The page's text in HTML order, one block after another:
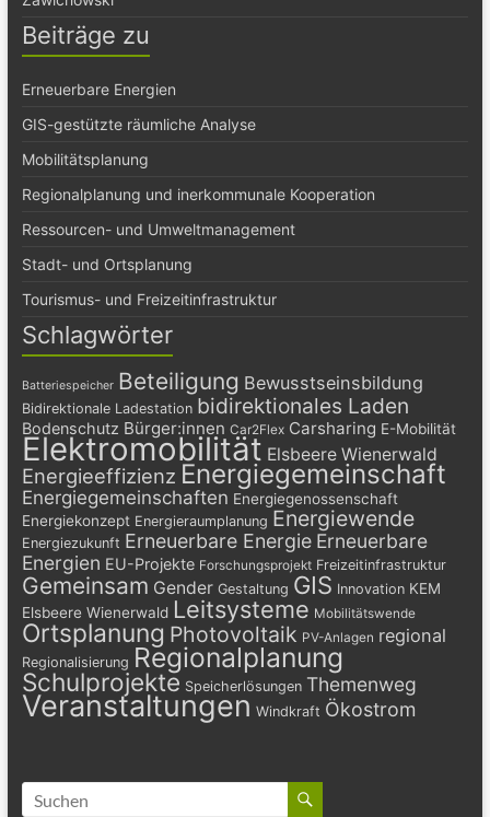
Beiträge zu
Erneuerbare Energien
GIS-gestützte räumliche Analyse
Mobilitätsplanung
Regionalplanung und inerkommunale Kooperation
Ressourcen- und Umweltmanagement
Stadt- und Ortsplanung
Tourismus- und Freizeitinfrastruktur
Schlagwörter
Batteriespeicher Beteiligung Bewusstseinsbildung
Bidirektionale Ladestation bidirektionales Laden
Bodenschutz Bürger:innen Car2Flex Carsharing E-Mobilität
Elektromobilität Elsbeere Wienerwald
Energieeffizienz Energiegemeinschaft
Energiegemeinschaften Energiegenossenschaft
Energiekonzept Energieraumplanung Energiewende
Energiezukunft Erneuerbare Energie Erneuerbare
Energien EU-Projekte Forschungsprojekt Freizeitinfrastruktur
Gemeinsam Gender Gestaltung GIS Innovation KEM
Elsbeere Wienerwald Leitsysteme Mobilitätswende
Ortsplanung Photovoltaik PV-Anlagen regional
Regionalisierung Regionalplanung
Schulprojekte Speicherlösungen Themenweg
Veranstaltungen Windkraft Ökostrom